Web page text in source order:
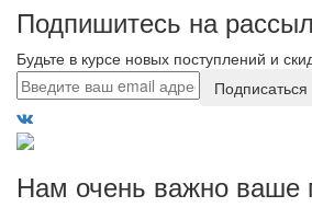
Подпишитесь на
Будьте в курсе новых поступлений и
Подписаться
Нам очень важно ваше